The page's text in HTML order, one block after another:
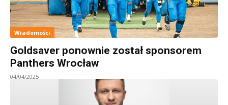
Wiadomości
Goldsaver ponownie został sponsorem
Panthers Wrocław
04/04/2025